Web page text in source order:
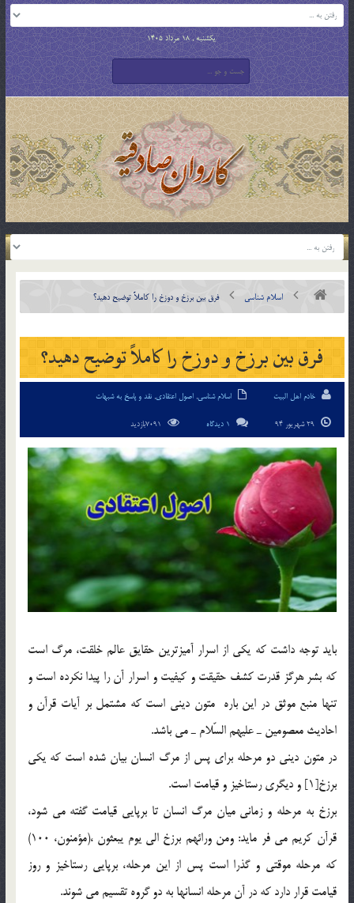
یکشنبه , 18 مرداد 1405
اسلام شناسی فرق بين برزخ و دوزخ را كاملاً توضيح دهيد؟
فرق بين برزخ و دوزخ را كاملاً توضيح دهيد؟
خادم اهل البیت اسلام شناسی, اصول اعتقادی, نقد و پاسخ به شبهات
1 دیدگاه
بايد توجه داشت كه يكي از اسرار آميزترين حقايق عالم خلقت، مرگ است
كه بشر هرگز قدرت كشف حقيقت و كيفيت و اسرار آن را پيدا نكرده است و
تنها منبع موثق در اين باره متون ديني است كه مشتمل بر آيات قرآن و
احاديث معصومین ـ عليهم السّلام ـ مي باشد.
در متون ديني دو مرحله براي پس از مرگ انسان بيان شده است كه يكي
برزخ[1] و ديگري رستاخيز و قيامت است.
برزخ به مرحله و زمانی ميان مرگ انسان تا برپايي قيامت گفته مي شود،
قرآن کریم می فر ماید: ومن ورائهم برزخ الی یوم یبعثون ،(مؤمنون، 100)
كه مرحله موقتي و گذرا است پس از اين مرحله، برپايي رستاخيز و روز
قيامت قرار دارد كه در آن مرحله انسانها به دو گروه تقسيم مي شوند.